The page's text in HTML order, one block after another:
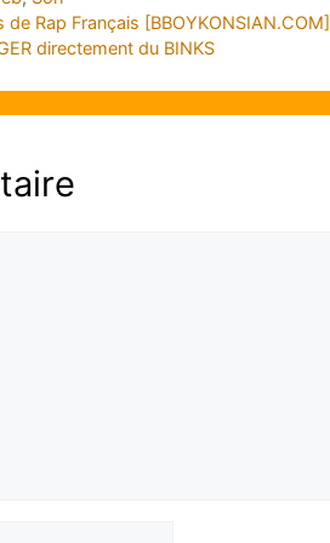
Rap Français [BBOYKONSIAN.COM]
directement du BINKS